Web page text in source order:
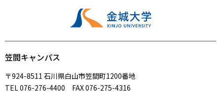
笠間キャンパス
〒924-8511 石川県白山市笠間町1200番地
TEL 076-276-4400 FAX 076-275-4316